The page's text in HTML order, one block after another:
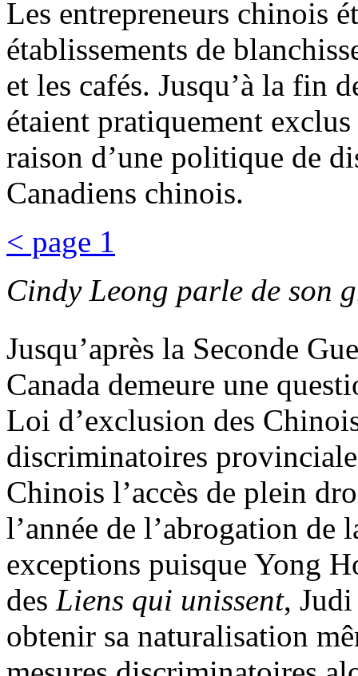
Les entrepreneurs chinois
établissements de
et les cafés. Jusqu’à la fin
étaient pratiquement
raison d’une politique de
Canadiens chinois.
< page 1
Cindy Leong parle de son
Jusqu’après la Seconde
Canada demeure une
Loi d’exclusion des
discriminatoires
Chinois l’accès de plein
l’année de l’abrogation
exceptions puisque Yong
des Liens qui unissent,
obtenir sa naturalisation